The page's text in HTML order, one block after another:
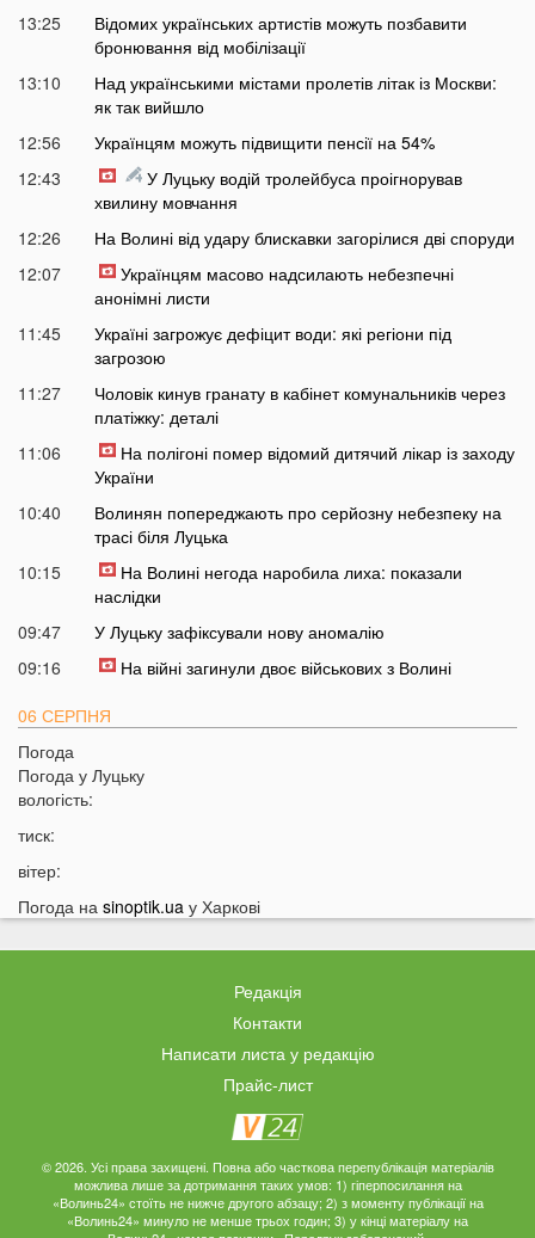
13:25
Відомих українських артистів можуть позбавити
бронювання від мобілізації
13:10
Над українськими містами пролетів літак із Москви:
як так вийшло
12:56
Українцям можуть підвищити пенсії на 54%
12:43
У Луцьку водій тролейбуса проігнорував
хвилину мовчання
12:26
На Волині від удару блискавки загорілися дві споруди
12:07
Українцям масово надсилають небезпечні
анонімні листи
11:45
Україні загрожує дефіцит води: які регіони під
загрозою
11:27
Чоловік кинув гранату в кабінет комунальників через
платіжку: деталі
11:06
На полігоні помер відомий дитячий лікар із заходу
України
10:40
Волинян попереджають про серйозну небезпеку на
трасі біля Луцька
10:15
На Волині негода наробила лиха: показали
наслідки
09:47
У Луцьку зафіксували нову аномалію
09:16
На війні загинули двоє військових з Волині
06 СЕРПНЯ
21:44
21:06
19:44
Врожай під загрозою: як врятувати город від
Українцям можуть заборонити встановлювати
кондиціонери: у чому причина
Власникам гаражів зробили попередження: за що
доведеться платити у 2026 році
На Волині у ліцей фіктивно працевлаштували 12 осіб:
що відомо про наслідки
Погода
Погода у Луцьку
вологість:
тиск:
вітер:
Погода на sinoptik.ua у Харкові
Редакція
Контакти
Написати листа у редакцію
Прайс-лист
© 2026. Усі права захищені. Повна або часткова перепублікація матеріалів
можлива лише за дотримання таких умов: 1) гіперпосилання на
«Волинь24» стоїть не нижче другого абзацу; 2) з моменту публікації на
«Волинь24» минуло не менше трьох годин; 3) у кінці матеріалу на